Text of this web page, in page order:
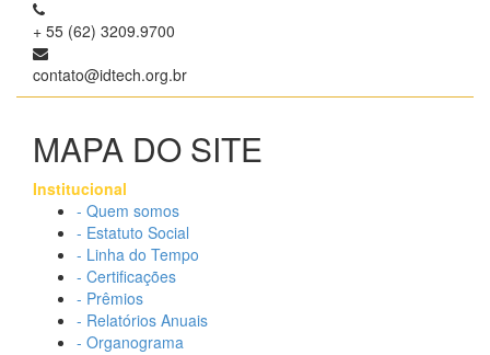
+ 55 (62) 3209.9700
contato@idtech.org.br
MAPA DO SITE
Institucional
- Quem somos
- Estatuto Social
- Linha do Tempo
- Certificações
- Prêmios
- Relatórios Anuais
- Organograma